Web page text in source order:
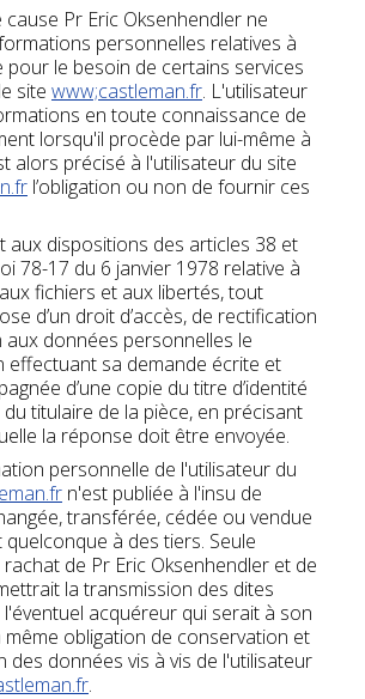
Pr Eric Oksenhendler ne
personnelles relatives à
pour le besoin de certains services
site www;castleman.fr. L'utilisateur
en toute connaissance de
lorsqu'il procède par lui-même à
alors précisé à l'utilisateur du site
l’obligation ou non de fournir ces
aux dispositions des articles 38 et
78-17 du 6 janvier 1978 relative à
fichiers et aux libertés, tout
d’un droit d’accès, de rectification
aux données personnelles le
effectuant sa demande écrite et
d’une copie du titre d’identité
titulaire de la pièce, en précisant
la réponse doit être envoyée.
personnelle de l'utilisateur du
n'est publiée à l'insu de
transférée, cédée ou vendue
à des tiers. Seule
de Pr Eric Oksenhendler et de
la transmission des dites
acquéreur qui serait à son
obligation de conservation et
des données vis à vis de l'utilisateur
.